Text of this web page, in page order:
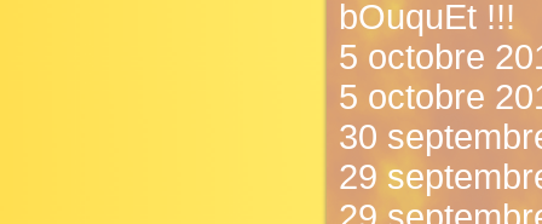
bOuquEt !!!
5 octobre
5 octobre
30
29